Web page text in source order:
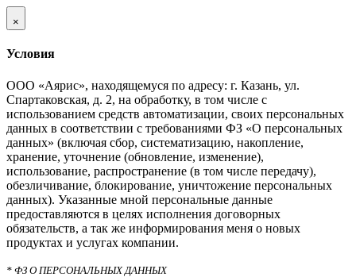
×
Условия
ООО «Аярис», находящемуся по адресу: г. Казань, ул.
Спартаковская, д. 2, на обработку, в том числе с
использованием средств автоматизации, своих персональных
данных в соответствии с требованиями ФЗ «О персональных
данных» (включая сбор, систематизацию, накопление,
хранение, уточнение (обновление, изменение),
использование, распространение (в том числе передачу),
обезличивание, блокирование, уничтожение персональных
данных). Указанные мной персональные данные
предоставляются в целях исполнения договорных
обязательств, а так же информирования меня о новых
продуктах и услугах компании.
* ФЗ О ПЕРСОНАЛЬНЫХ ДАННЫХ